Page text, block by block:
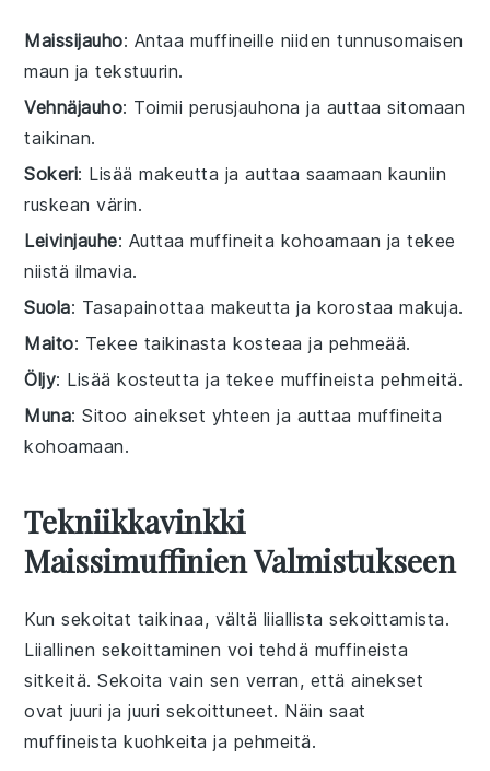
Maissijauho: Antaa muffineille niiden tunnusomaisen
maun ja tekstuurin.
Vehnäjauho: Toimii perusjauhona ja auttaa sitomaan
taikinan.
Sokeri: Lisää makeutta ja auttaa saamaan kauniin
ruskean värin.
Leivinjauhe: Auttaa muffineita kohoamaan ja tekee
niistä ilmavia.
Suola: Tasapainottaa makeutta ja korostaa makuja.
Maito: Tekee taikinasta kosteaa ja pehmeää.
Öljy: Lisää kosteutta ja tekee muffineista pehmeitä.
Muna: Sitoo ainekset yhteen ja auttaa muffineita
kohoamaan.
Tekniikkavinkki
Maissimuffinien Valmistukseen
Kun sekoitat taikinaa, vältä liiallista sekoittamista.
Liiallinen sekoittaminen voi tehdä muffineista
sitkeitä. Sekoita vain sen verran, että ainekset
ovat juuri ja juuri sekoittuneet. Näin saat
muffineista kuohkeita ja pehmeitä.